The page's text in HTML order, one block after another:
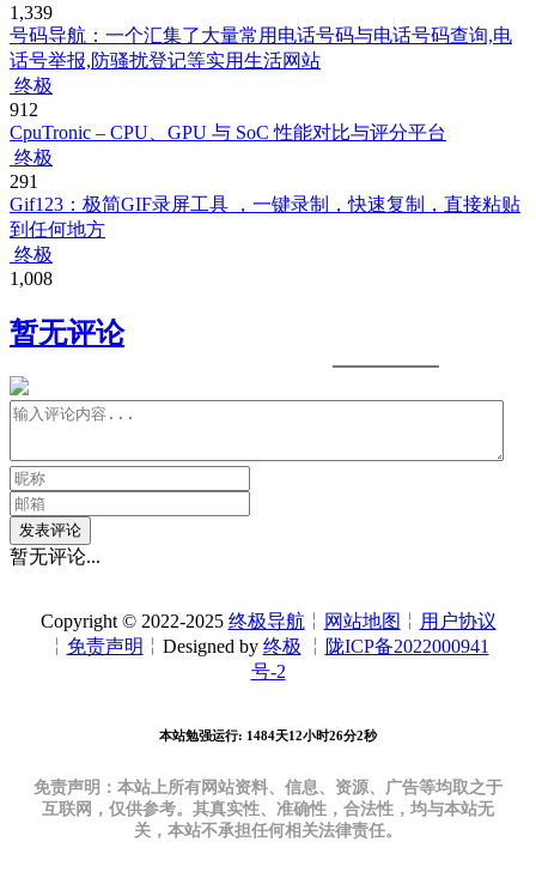
1,339
号码导航：一个汇集了大量常用电话号码与电话号码查询,电
话号举报,防骚扰登记等实用生活网站
终极
912
CpuTronic – CPU、GPU 与 SoC 性能对比与评分平台
终极
291
Gif123：极简GIF录屏工具 ，一键录制，快速复制，直接粘贴
到任何地方
终极
1,008
暂无评论
发表评论
暂无评论...
Copyright © 2022-2025 终极导航 ╎ 网站地图 ╎ 用户协议
╎ 免责声明 ╎Designed by 终极 ╎ 陇ICP备2022000941
号-2
本站勉强运行: 1484天12小时26分3秒
免责声明：本站上所有网站资料、信息、资源、广告等均取之于
互联网，仅供参考。其真实性、准确性，合法性，均与本站无
关，本站不承担任何相关法律责任。